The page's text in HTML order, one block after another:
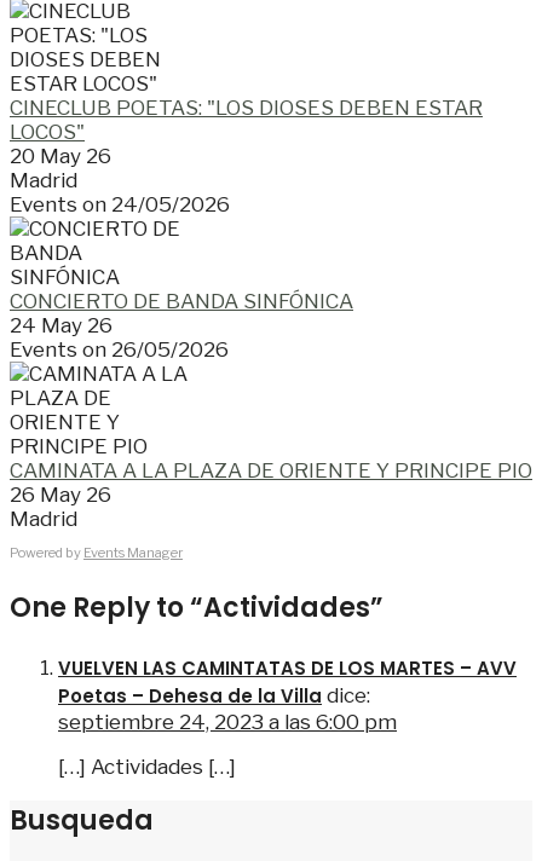
CINECLUB POETAS: "LOS DIOSES DEBEN ESTAR
LOCOS"
20 May 26
Madrid
Events on 24/05/2026
CONCIERTO DE BANDA SINFÓNICA
24 May 26
Events on 26/05/2026
CAMINATA A LA PLAZA DE ORIENTE Y PRINCIPE PIO
26 May 26
Madrid
Powered by Events Manager
One Reply to “Actividades”
VUELVEN LAS CAMINTATAS DE LOS MARTES – AVV
Poetas – Dehesa de la Villa dice:
septiembre 24, 2023 a las 6:00 pm
[…] Actividades […]
Busqueda